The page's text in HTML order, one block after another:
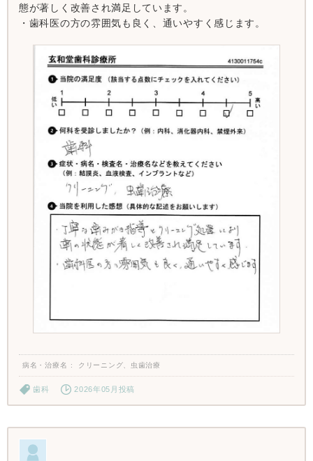
態が著しく改善され満足しています。
・歯科医の方の雰囲気も良く、通いやすく感じます。
病名・治療名 クリーニング、虫歯治療
歯科 2026年05月投稿